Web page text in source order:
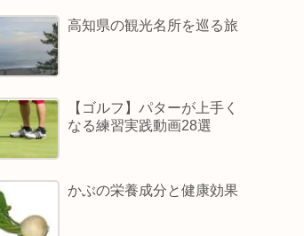
高知県の観光名所を巡る旅
【ゴルフ】パターが上手く
なる練習実践動画28選
かぶの栄養成分と健康効果